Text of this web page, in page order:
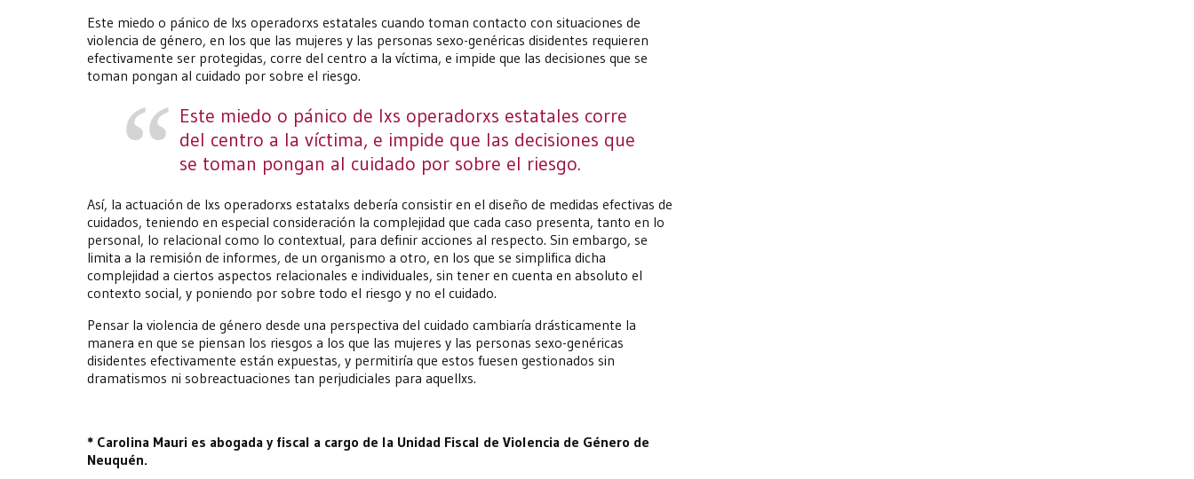
Este miedo o pánico de lxs operadorxs estatales cuando toman contacto con situaciones de
violencia de género, en los que las mujeres y las personas sexo-genéricas disidentes requieren
efectivamente ser protegidas, corre del centro a la víctima, e impide que las decisiones que se
toman pongan al cuidado por sobre el riesgo.
Este miedo o pánico de lxs operadorxs estatales corre
del centro a la víctima, e impide que las decisiones que
se toman pongan al cuidado por sobre el riesgo.
Así, la actuación de lxs operadorxs estatalxs debería consistir en el diseño de medidas efectivas de
cuidados, teniendo en especial consideración la complejidad que cada caso presenta, tanto en lo
personal, lo relacional como lo contextual, para definir acciones al respecto. Sin embargo, se
limita a la remisión de informes, de un organismo a otro, en los que se simplifica dicha
complejidad a ciertos aspectos relacionales e individuales, sin tener en cuenta en absoluto el
contexto social, y poniendo por sobre todo el riesgo y no el cuidado.
Pensar la violencia de género desde una perspectiva del cuidado cambiaría drásticamente la
manera en que se piensan los riesgos a los que las mujeres y las personas sexo-genéricas
disidentes efectivamente están expuestas, y permitiría que estos fuesen gestionados sin
dramatismos ni sobreactuaciones tan perjudiciales para aquellxs.
* Carolina Mauri es abogada y fiscal a cargo de la Unidad Fiscal de Violencia de Género de
Neuquén.